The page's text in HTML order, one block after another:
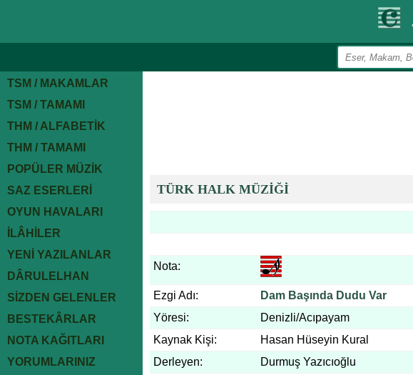
TSM / MAKAMLAR
TSM / TAMAMI
THM / ALFABETİK
THM / TAMAMI
POPÜLER MÜZİK
SAZ ESERLERİ
OYUN HAVALARI
İLÂHİLER
YENİ YAZILANLAR
DÂRULELHAN
SİZDEN GELENLER
BESTEKÂRLAR
NOTA KAĞITLARI
YORUMLARINIZ
TÜRK HALK MÜZİĞİ
Nota:
Ezgi Adı:
Dam Başında Dudu Var
Yöresi:
Denizli/Acıpayam
Kaynak Kişi:
Hasan Hüseyin Kural
Derleyen:
Durmuş Yazıcıoğlu